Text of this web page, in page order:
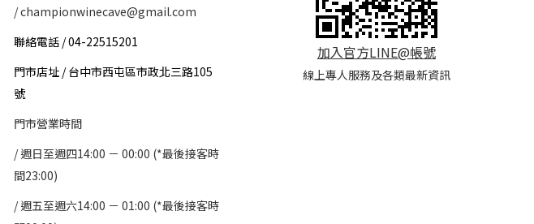
/ championwinecave@gmail.com
聯絡電話 / 04-22515201
門市店址 / 台中市西屯區市政北三路105
號
門市營業時間
/ 週日至週四14:00 － 00:00 (*最後接客時
間23:00)
/週五至週六14:00 － 01:00 (*最後接客時
加入官方LINE@帳號
線上專人服務及各類最新資訊